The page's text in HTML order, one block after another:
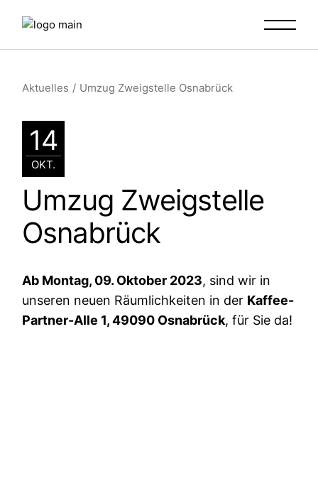
Aktuelles Umzug Zweigstelle Osnabrück
14
OKT.
Umzug Zweigstelle
Osnabrück
Ab Montag, 09. Oktober 2023, sind wir in
unseren neuen Räumlichkeiten in der Kaffee-
Partner-Alle 1, 49090 Osnabrück, für Sie da!